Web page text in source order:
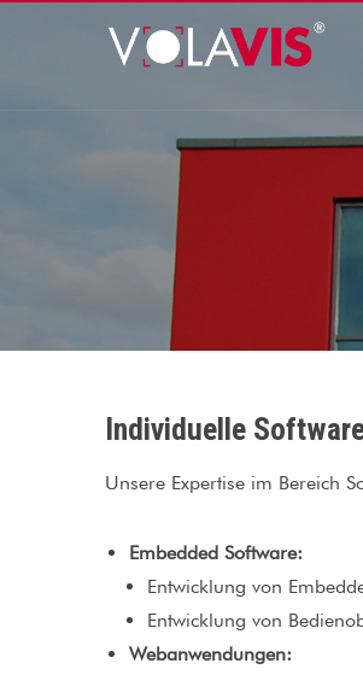
Individuelle
Unsere Expertise im Bereich
Embedded Software:
Entwicklung von
Entwicklung von
Webanwendungen: